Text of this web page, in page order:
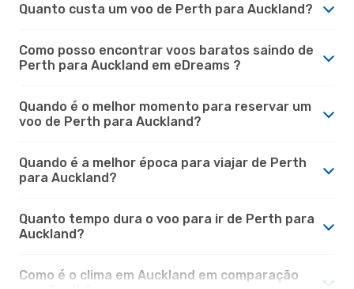
Quanto custa um voo de Perth para Auckland?
Como posso encontrar voos baratos saindo de
Perth para Auckland em eDreams ?
Quando é o melhor momento para reservar um
voo de Perth para Auckland?
Quando é a melhor época para viajar de Perth
para Auckland?
Quanto tempo dura o voo para ir de Perth para
Auckland?
Como é o clima em Auckland em comparação